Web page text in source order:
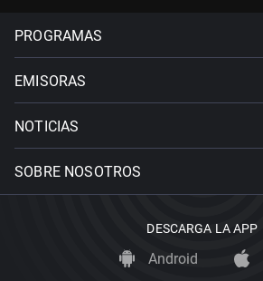
PROGRAMAS
EMISORAS
NOTICIAS
SOBRE NOSOTROS
DESCARGA LA APP
Android